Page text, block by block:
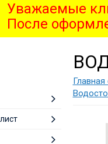
Уважаемые
После
Главная